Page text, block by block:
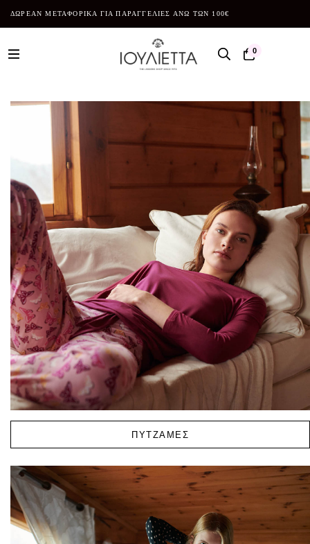
ΔΩΡΕΑΝ ΜΕΤΑΦΟΡΙΚΑ ΓΙΑ ΠΑΡΑΓΓΕΛΙΕΣ ΑΝΩ ΤΩΝ 100€
0
ΠΥΤΖΑΜΕΣ